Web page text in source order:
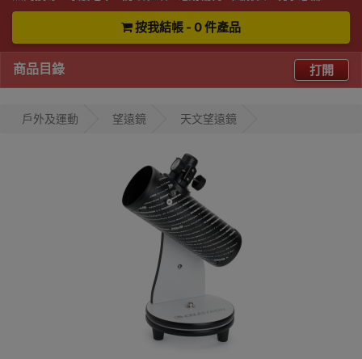
按我結帳 - 0 件產品
商品目錄 打開
戶外及運動 望遠鏡 天文望遠鏡